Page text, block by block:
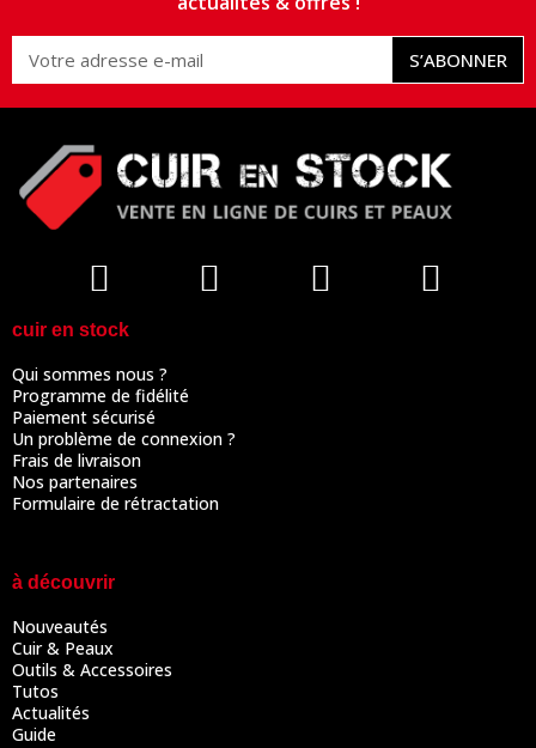
S’ABONNER
cuir en stock
Qui sommes nous ?
Programme de fidélité
Paiement sécurisé
Un problème de connexion ?
Frais de livraison
Nos partenaires
Formulaire de rétractation
à découvrir
Nouveautés
Cuir & Peaux
Outils & Accessoires
Tutos
Actualités
Guide